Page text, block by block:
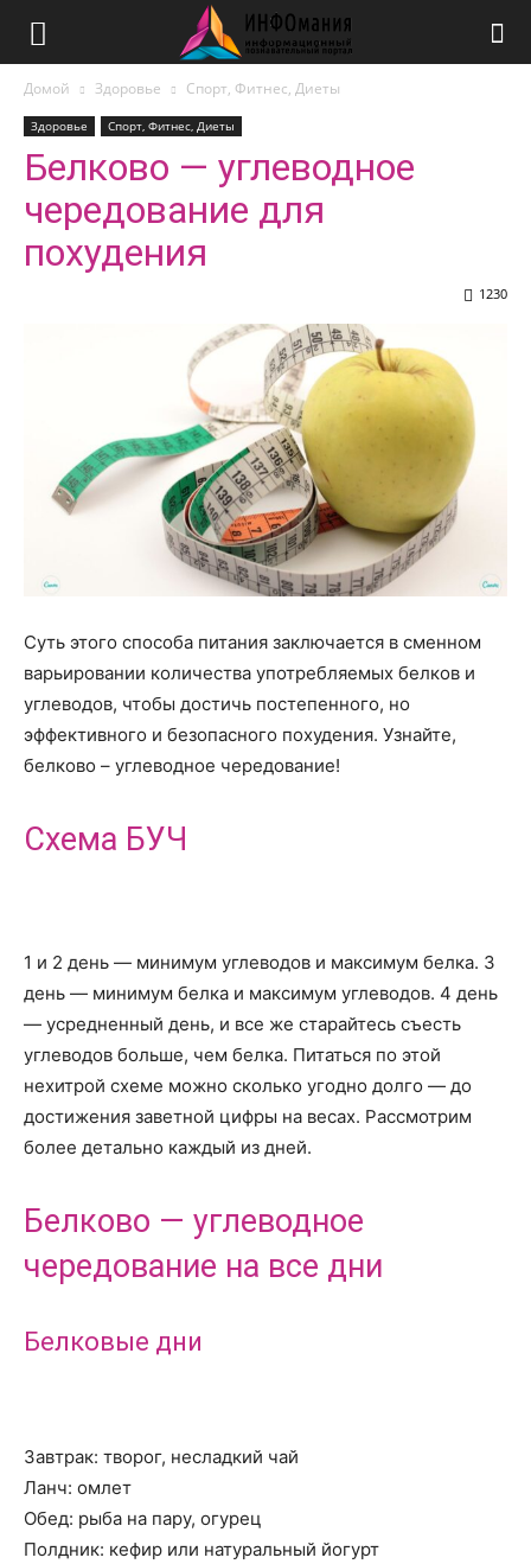
Домой Здоровье Спорт, Фитнес, Диеты
Здоровье Спорт, Фитнес, Диеты
Белково — углеводное
чередование для
похудения
1230
Суть этого способа питания заключается в сменном
варьировании количества употребляемых белков и
углеводов, чтобы достичь постепенного, но
эффективного и безопасного похудения. Узнайте,
белково – углеводное чередование!
Схема БУЧ
1 и 2 день — минимум углеводов и максимум белка. 3
день — минимум белка и максимум углеводов. 4 день
— усредненный день, и все же старайтесь съесть
углеводов больше, чем белка. Питаться по этой
нехитрой схеме можно сколько угодно долго — до
достижения заветной цифры на весах. Рассмотрим
более детально каждый из дней.
Белково — углеводное
чередование на все дни
Белковые дни
Завтрак: творог, несладкий чай
Ланч: омлет
Обед: рыба на пару, огурец
Полдник: кефир или натуральный йогурт